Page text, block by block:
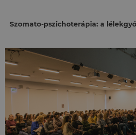
Szomato-pszichoterápia: a